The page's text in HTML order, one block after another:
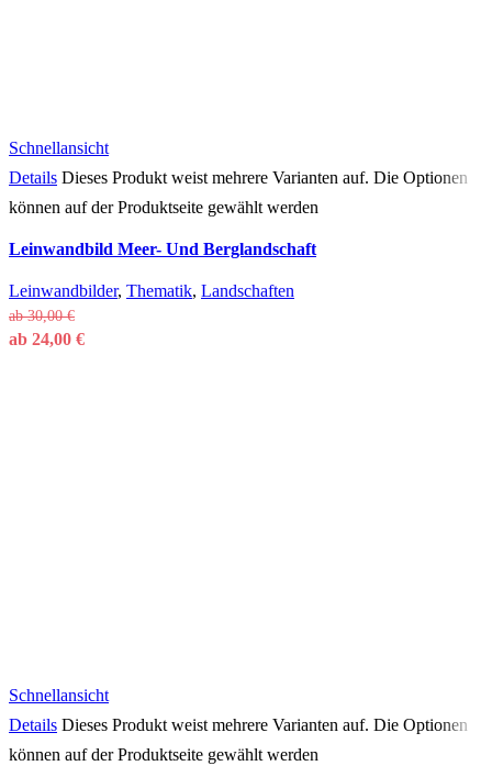
Schnellansicht
Details Dieses Produkt weist mehrere Varianten auf. Die Optionen
können auf der Produktseite gewählt werden
Leinwandbild Meer- Und Berglandschaft
Leinwandbilder, Thematik, Landschaften
ab30,00€
ab 24,00 €
Schnellansicht
Details Dieses Produkt weist mehrere Varianten auf. Die Optionen
können auf der Produktseite gewählt werden